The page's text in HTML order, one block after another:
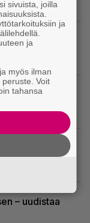
odotetaan
PS Plus -
uutta Kratosia
– uudistaa
sivuista, joilla
ja
ja
myös ilman
Voit
tahansa